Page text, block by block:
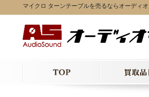
マイクロ ターンテーブルを売るならオーディ